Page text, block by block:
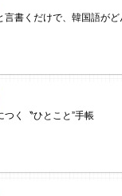
言書くだけで、韓国語が
つく〝ひとこと”手帳